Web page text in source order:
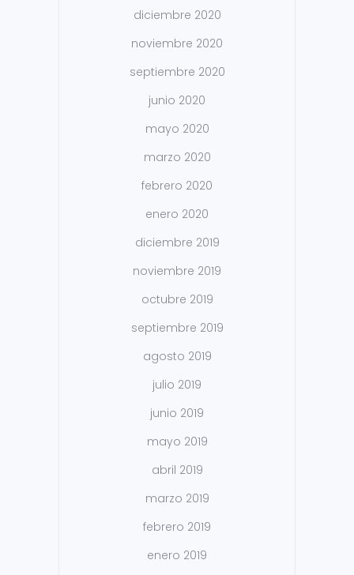
diciembre 2020
noviembre 2020
septiembre 2020
junio 2020
mayo 2020
marzo 2020
febrero 2020
enero 2020
diciembre 2019
noviembre 2019
octubre 2019
septiembre 2019
agosto 2019
julio 2019
junio 2019
mayo 2019
abril 2019
marzo 2019
febrero 2019
enero 2019